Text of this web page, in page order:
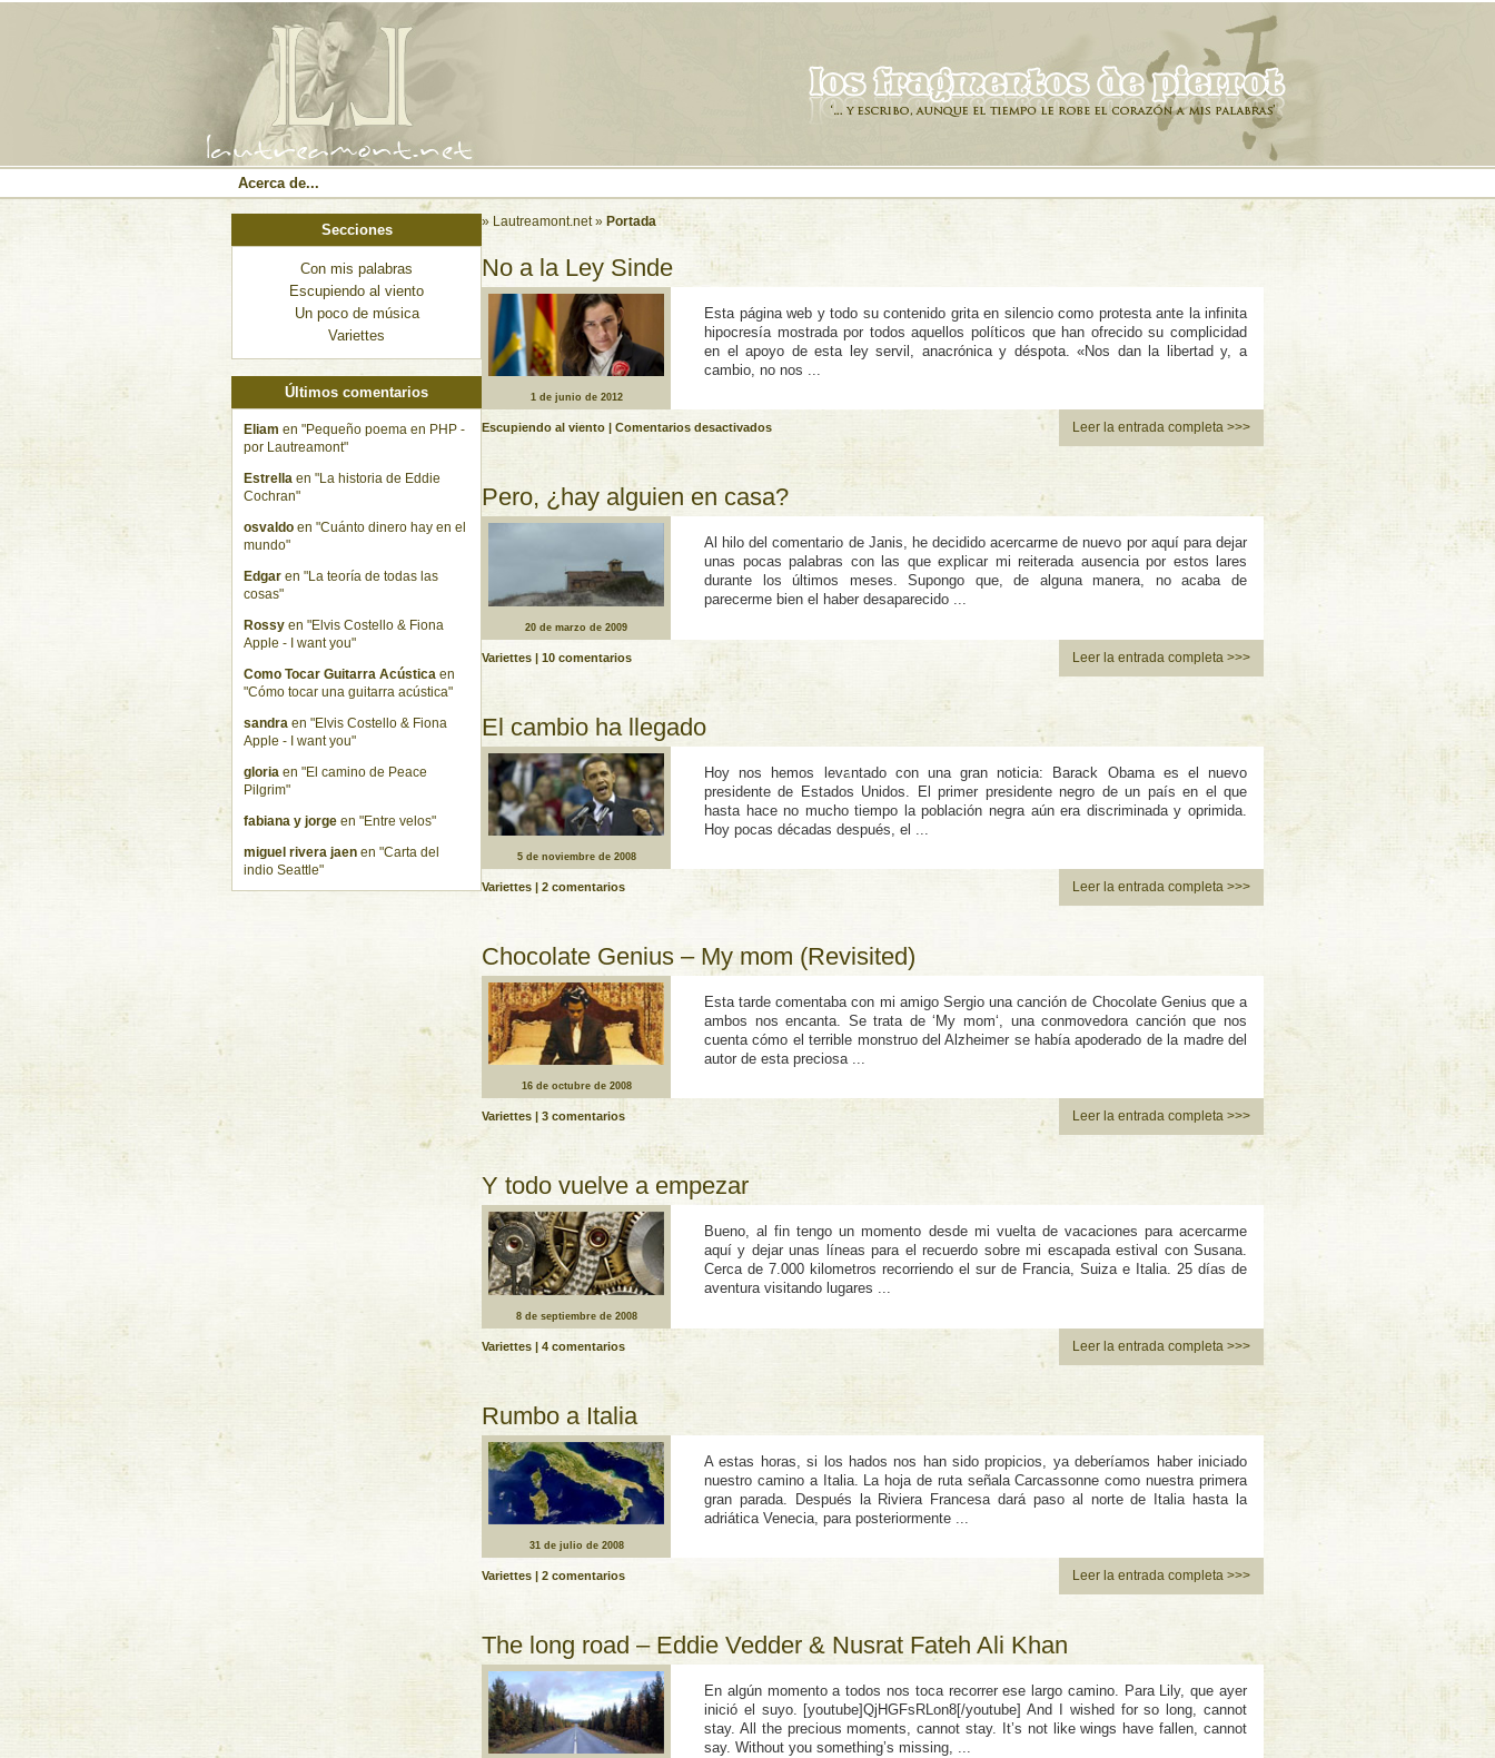
Acerca de...
» Lautreamont.net» Portada
No a la Ley Sinde
1 de junio de 2012
Esta página web y todo su contenido grita en silencio como protesta ante la infinita
hipocresía mostrada por todos aquellos políticos que han ofrecido su complicidad
en el apoyo de esta ley servil, anacrónica y déspota. «Nos dan la libertad y, a
cambio, no nos ...
Escupiendo al viento Comentarios desactivadosen
Ley
Leer la entrada completa >>>
Pero, ¿hay alguien en casa?
20 de marzo de 2009
Al hilo del comentario de Janis, he decidido acercarme de nuevo por aquí para dejar
unas pocas palabras con las que explicar mi reiterada ausencia por estos lares
durante los últimos meses. Supongo que, de alguna manera, no acaba de
parecerme bien el haber desaparecido ...
Variettes | 10 comentarios Leer la entrada completa >>>
El cambio ha llegado
5 de noviembre de 2008
Hoy nos hemos levantado con una gran noticia: Barack Obama es el nuevo
presidente de Estados Unidos. El primer presidente negro de un paí­s en el que
hasta hace no mucho tiempo la población negra aún era discriminada y oprimida.
Hoy pocas décadas después, el ...
Variettes | 2 comentarios Leer la entrada completa >>>
Chocolate Genius – My mom (Revisited)
16 de octubre de 2008
Esta tarde comentaba con mi amigo Sergio una canción de Chocolate Genius que a
ambos nos encanta. Se trata de ‘My mom‘, una conmovedora canción que nos
cuenta cómo el terrible monstruo del Alzheimer se habí­a apoderado de la madre del
autor de esta preciosa ...
Variettes 3 comentarios Leer la entrada completa >>>
Y todo vuelve a empezar
8 de septiembre de 2008
Bueno, al fin tengo un momento desde mi vuelta de vacaciones para acercarme
aquí­ y dejar unas lí­neas para el recuerdo sobre mi escapada estival con Susana.
Cerca de 7.000 kilometros recorriendo el sur de Francia, Suiza e Italia. 25 dí­as de
aventura visitando lugares ...
Variettes | 4 comentarios Leer la entrada completa >>>
Rumbo a Italia
31 de julio de 2008
A estas horas, si los hados nos han sido propicios, ya deberí­amos haber iniciado
nuestro camino a Italia. La hoja de ruta señala Carcassonne como nuestra primera
gran parada. Después la Riviera Francesa dará paso al norte de Italia hasta la
adriática Venecia, para posteriormente ...
Variettes | 2 comentarios Leer la entrada completa >>>
The long road – Eddie Vedder & Nusrat Fateh Ali Khan
En algún momento a todos nos toca recorrer ese largo camino. Para Lily, que ayer
inició el suyo. [youtube]QjHGFsRLon8[/youtube] And I wished for so long, cannot
stay. All the precious moments, cannot stay. It’s not like wings have fallen, cannot
say. Without you something’s missing, ...
Secciones
Con mis palabras
Escupiendo al viento
Un poco de música
Variettes
Últimos comentarios
Eliam en "Pequeño poema en PHP -
por Lautreamont"
Estrella en "La historia de Eddie
Cochran"
osvaldo en "Cuánto dinero hay en el
mundo"
Edgar en "La teoría de todas las
cosas"
Rossy en "Elvis Costello & Fiona
Apple - I want you"
Como Tocar Guitarra Acústica en
"Cómo tocar una guitarra acústica"
sandra en "Elvis Costello & Fiona
Apple - I want you"
gloria en "El camino de Peace
Pilgrim"
fabiana y jorge en "Entre velos"
miguel rivera jaen en "Carta del
indio Seattle"